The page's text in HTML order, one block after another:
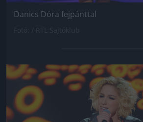
Danics Dóra fejpánttal
Jön még kép!